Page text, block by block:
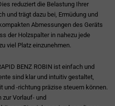
reduziert die Belastung Ihrer
und trägt dazu bei, Ermüdung und
Abmessungen des Geräts
der Holzspalter in nahezu jede
viel Platz einzunehmen.
BENZ ROBIN ist einfach und
sind klar und intuitiv gestaltet,
-richtung präzise steuern können.
Vorlauf- und